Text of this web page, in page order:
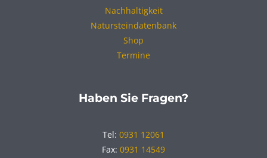
Nachhaltigkeit
Natursteindatenbank
Shop
Termine
Haben Sie Fragen?
Tel: 0931 12061
Fax: 0931 14549